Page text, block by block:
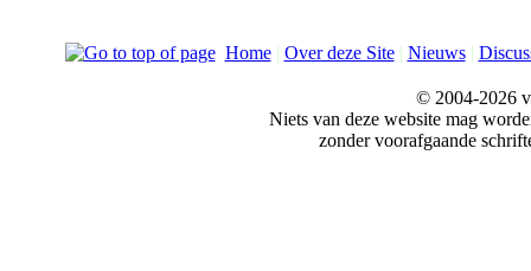
Home| Over deze Site| Nieuws|
© 2004-2026
Niets van deze website mag
zonder voorafgaande